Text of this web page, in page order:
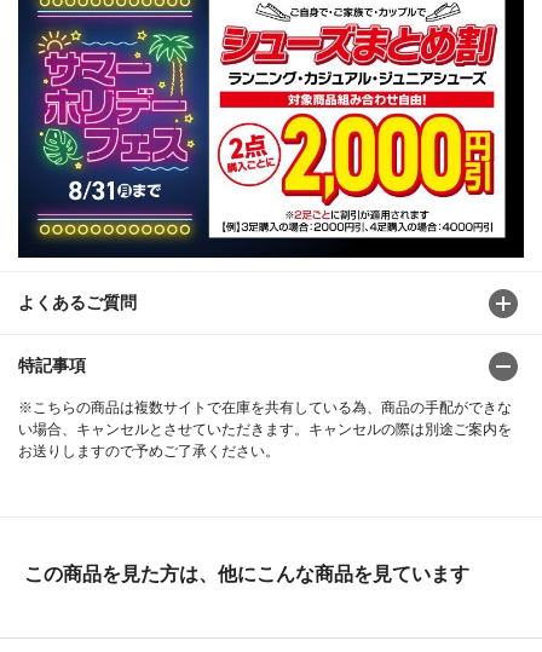
よくあるご質問
特記事項
※こちらの商品は複数サイトで在庫を共有している為、商品の手配ができな
い場合、キャンセルとさせていただきます。キャンセルの際は別途ご案内を
お送りしますので予めご了承ください。
この商品を見た方は、他にこんな商品を見ています